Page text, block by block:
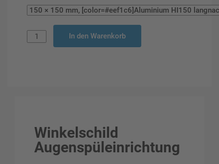
In den Warenkorb
Winkelschild
Augenspüleinrichtung